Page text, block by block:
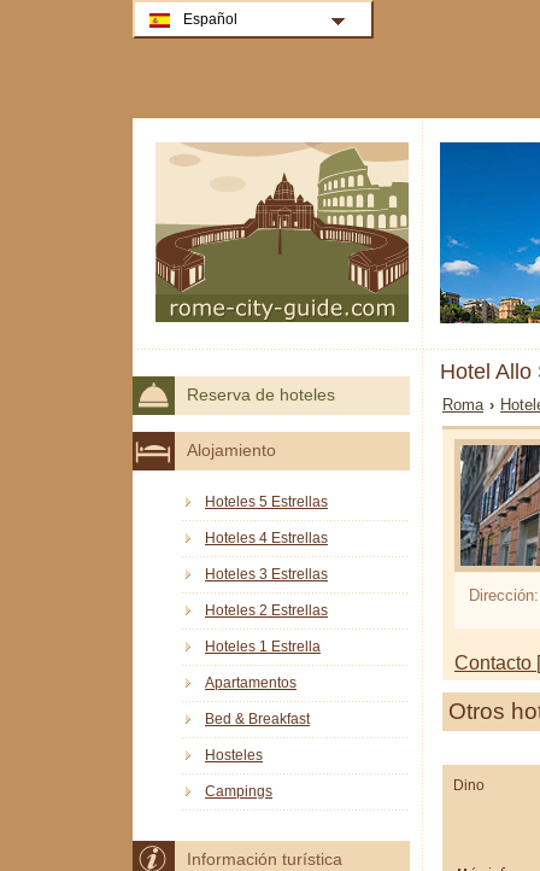
Hotel Allo
Roma ›
Dirección:
Contacto
Otros
Dino
Reserva de hoteles
Alojamiento
Hoteles 5 Estrellas
Hoteles 4 Estrellas
Hoteles 3 Estrellas
Hoteles 2 Estrellas
Hoteles 1 Estrella
Apartamentos
Bed & Breakfast
Hosteles
Campings
Información turística
Español